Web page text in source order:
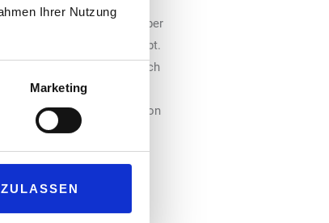
Ihrer Nutzung
Marketing
Ladesäulen engagiert. Aber
wo es eine Nachfrage gibt.
in vielen Fällen auch
baut
oder auf Parkplätzen von
oder
sein, dass wir